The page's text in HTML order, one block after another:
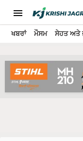
ਖਬਰਾਂ ਮੌਸਮ ਸੇਹਤ ਅਤੇ